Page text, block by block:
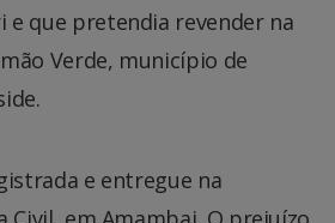
e que pretendia revender na
Verde, município de
e entregue na